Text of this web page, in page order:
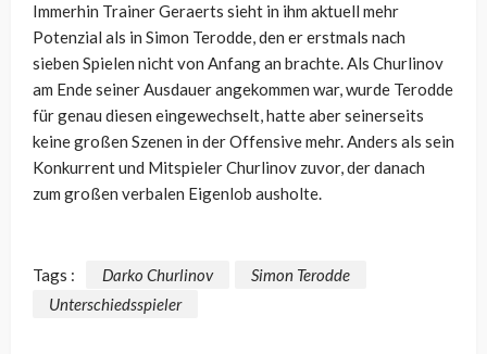
Immerhin Trainer Geraerts sieht in ihm aktuell mehr
Potenzial als in Simon Terodde, den er erstmals nach
sieben Spielen nicht von Anfang an brachte. Als Churlinov
am Ende seiner Ausdauer angekommen war, wurde Terodde
für genau diesen eingewechselt, hatte aber seinerseits
keine großen Szenen in der Offensive mehr. Anders als sein
Konkurrent und Mitspieler Churlinov zuvor, der danach
zum großen verbalen Eigenlob ausholte.
Tags : Darko Churlinov
Simon Terodde
Unterschiedsspieler